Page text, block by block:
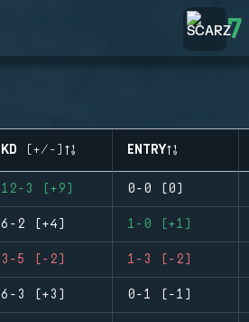
7
KD (+/-) ENTRY
12-3 (+9) 0-0 (0)
6-2 (+4) 1-0 (+1)
3-5 (-2) 1-3 (-2)
6-3 (+3) 0-1 (-1)